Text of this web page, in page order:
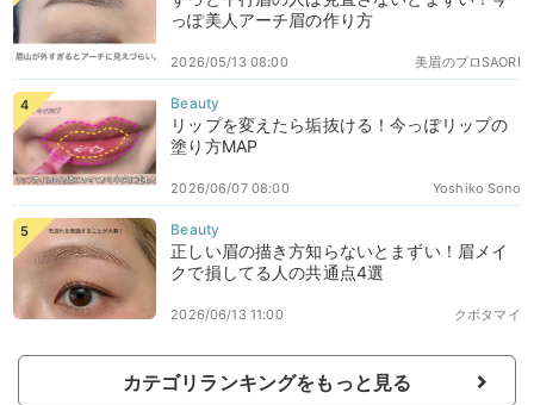
っぽ美人アーチ眉の作り方
美眉のプロSAORI
2026/05/13 08:00
リップを変えたら垢抜ける！今っぽリップの
塗り方MAP
Yoshiko Sono
2026/06/07 08:00
正しい眉の描き方知らないとまずい！眉メイ
クで損してる人の共通点4選
クボタマイ
2026/06/13 11:00
カテゴリランキングをもっと見る